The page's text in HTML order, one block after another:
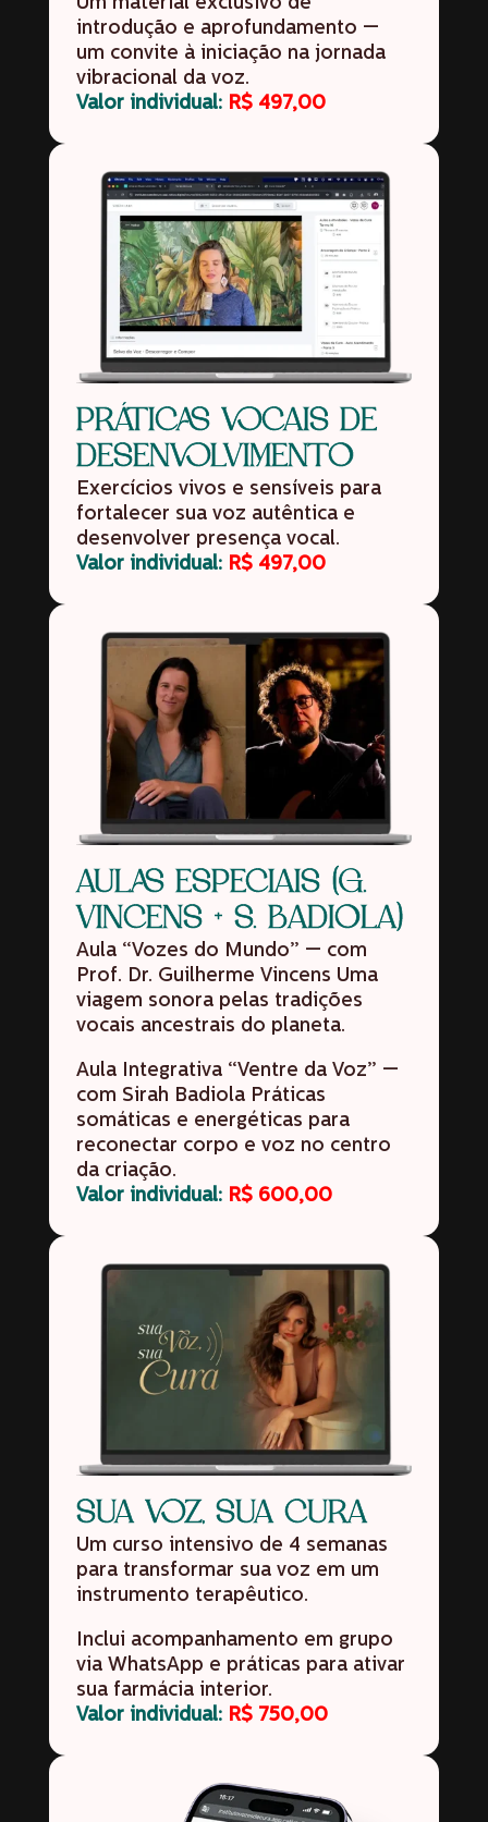
introdução e aprofundamento —
um convite à iniciação na jornada
vibracional da voz.
Valor individual: R$ 497,00
PRÁTICAS VOCAIS DE
DESENVOLVIMENTO
Exercícios vivos e sensíveis para
fortalecer sua voz autêntica e
desenvolver presença vocal.
Valor individual: R$ 497,00
AULAS ESPECIAIS (G.
VINCENS + S. BADIOLA)
Aula “Vozes do Mundo” — com
Prof. Dr. Guilherme Vincens Uma
viagem sonora pelas tradições
vocais ancestrais do planeta.
Aula Integrativa “Ventre da Voz” —
com Sirah Badiola Práticas
somáticas e energéticas para
reconectar corpo e voz no centro
da criação.
Valor individual: R$ 600,00
SUA VOZ, SUA CURA
Um curso intensivo de 4 semanas
para transformar sua voz em um
instrumento terapêutico.
Inclui acompanhamento em grupo
via WhatsApp e práticas para ativar
sua farmácia interior.
Valor individual: R$ 750,00